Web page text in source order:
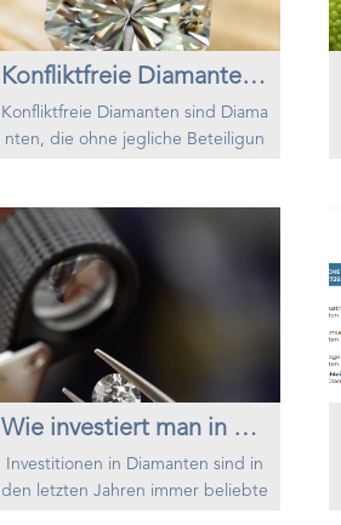
Konfliktfreie Diamanten. Was bedeutet das?
Konfliktfreie Diamanten sind Diama
nten, die ohne jegliche Beteiligun
eschliffen und gehandelt werden.
Diese Diamanten werden auch als
"Blutdiamanten" oder "Kriegsdia
manten" bezeichnet, da sie mit be
waffneten Konflikten in Verbindun
g gebracht werden. Der Begriff "k
onfliktfrei" wird verwend...
Wie investiert man in Diamanten?
Investitionen in Diamanten sind in
den letzten Jahren immer beliebte